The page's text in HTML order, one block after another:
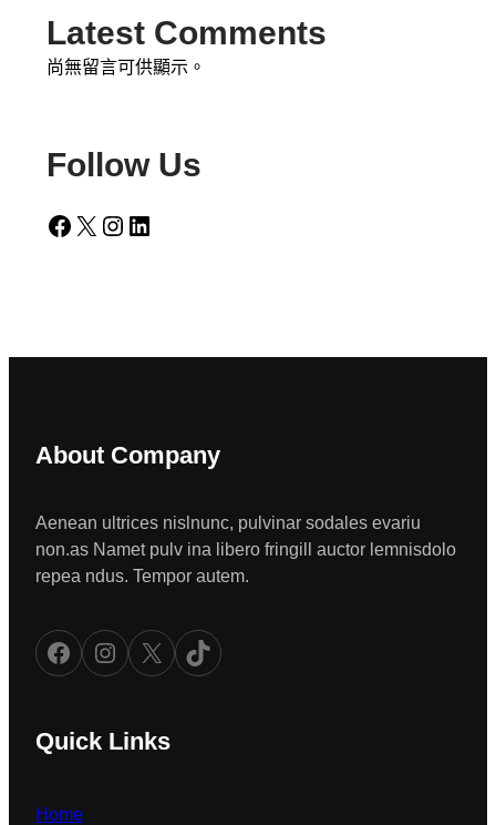
Latest Comments
尚無留言可供顯示。
Follow Us
Facebook X Instagram LinkedIn
About Company
Aenean ultrices nislnunc, pulvinar sodales evariu
non.as Namet pulv ina libero fringill auctor lemnisdolo
repea ndus. Tempor autem.
Facebook Instagram X TikTok
Quick Links
Home